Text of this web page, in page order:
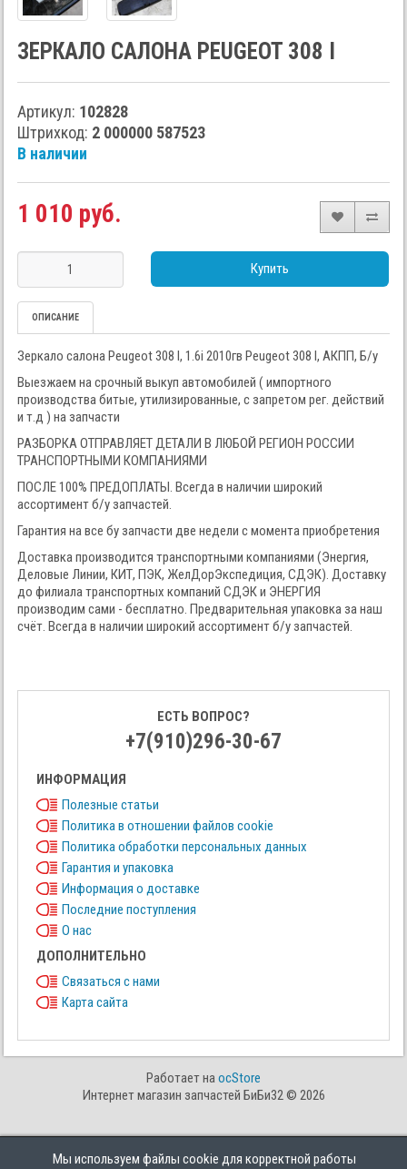
Мы используем файлы cookie для корректной работы
ЗЕРКАЛО САЛОНА PEUGEOT 308 I
Артикул: 102828
Штрихкод: 2 000000 587523
В наличии
1 010 руб.
Купить
ОПИСАНИЕ
Зеркало салона Peugeot 308 I, 1.6i 2010гв Peugeot 308 I, АКПП, Б/у
Выезжаем на срочный выкуп автомобилей ( импортного
производства битые, утилизированные, с запретом рег. действий
и т.д ) на запчасти
РАЗБОРКА ОТПРАВЛЯЕТ ДЕТАЛИ В ЛЮБОЙ РЕГИОН РОССИИ
ТРАНСПОРТНЫМИ КОМПАНИЯМИ
ПОСЛЕ 100% ПРЕДОПЛАТЫ. Всегда в наличии широкий
ассортимент б/у запчастей.
Гарантия на все бу запчасти две недели с момента приобретения
Доставка производится транспортными компаниями (Энергия,
Деловые Линии, КИТ, ПЭК, ЖелДорЭкспедиция, СДЭК). Доставку
до филиала транспортных компаний СДЭК и ЭНЕРГИЯ
производим сами - бесплатно. Предварительная упаковка за наш
счёт. Всегда в наличии широкий ассортимент б/у запчастей.
ЕСТЬ ВОПРОС?
+7(910)296-30-67
ИНФОРМАЦИЯ
Полезные статьи
Политика в отношении файлов cookie
Политика обработки персональных данных
Гарантия и упаковка
Информация о доставке
Последние поступления
О нас
ДОПОЛНИТЕЛЬНО
Связаться с нами
Карта сайта
Работает наocStore
Интернет магазин запчастей БиБи32 © 2026